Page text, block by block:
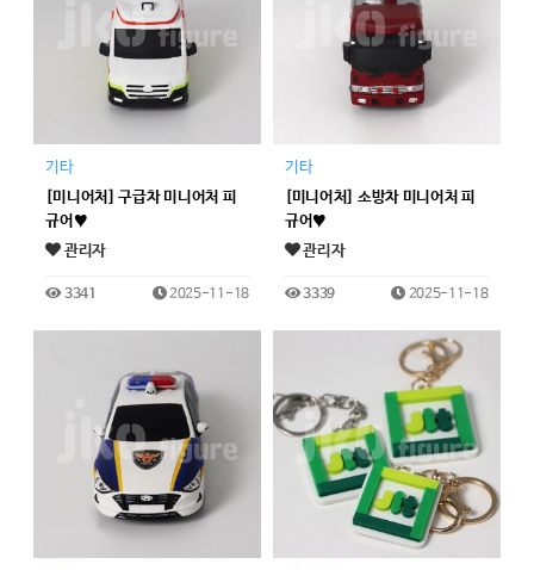
기타
[미니어처] 구급차 미니어처 피
규어♥
관리자
3341 2025-11-18
기타
[미니어처] 소방차 미니어처 피
규어♥
관리자
3339 2025-11-18